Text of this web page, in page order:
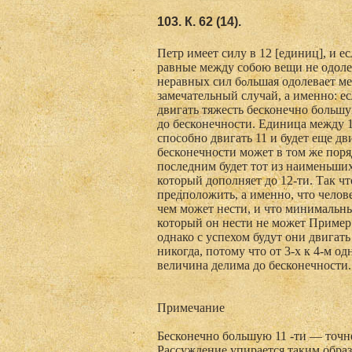
103. К. 62 (14).
Петр имеет силу в 12 [единиц], и
равные между собою вещи не
неравных сил бoльшая одолевает
замечательный случай, а именно:
двигать тяжесть бесконечно
до бесконечности. Единица между
способно двигать 11 и будет еще
бесконечности может в том же
последним будет тот из
который дополняет до 12-ти. Так
предположить, а именно, что
чем может нести, и что
который он нести не может
однако с успехом будут они
никогда, потому что от 3-х к 4-м
величина делима до бесконечности.
Примечание
Бесконечно большую 11 -ти —